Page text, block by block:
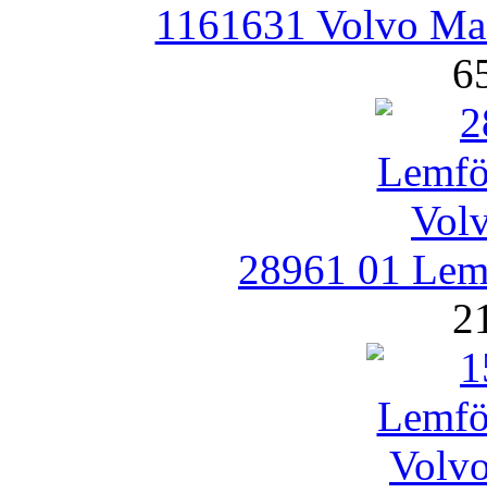
1161631 Volvo
28961 01